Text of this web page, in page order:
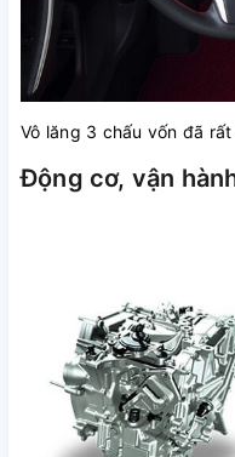
Vô lăng 3 chấu vốn đã
Động cơ, vận